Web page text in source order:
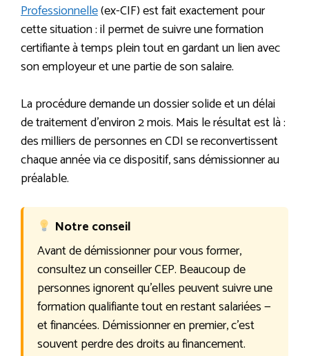
Professionnelle(ex-CIF) est fait exactement pour
cette situation : il permet de suivre une formation
certifiante à temps plein tout en gardant un lien avec
son employeur et une partie de son salaire.
La procédure demande un dossier solide et un délai
de traitement d’environ 2 mois. Mais le résultat est là :
des milliers de personnes en CDI se reconvertissent
chaque année via ce dispositif, sans démissionner au
préalable.
Notre conseil
Avant de démissionner pour vous former,
consultez un conseiller CEP. Beaucoup de
personnes ignorent qu’elles peuvent suivre une
formation qualifiante tout en restant salariées —
et financées. Démissionner en premier, c’est
souvent perdre des droits au financement.